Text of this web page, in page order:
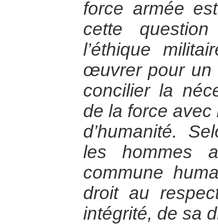
force armée
cette
l’éthique
œuvrer pour un
concilier la
de la force avec
d’humanité.
les hommes
commune
droit au
intégrité, de sa